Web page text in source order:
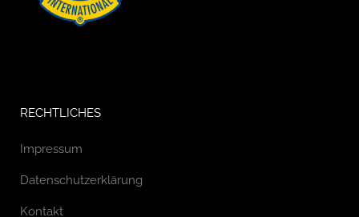
RECHTLICHES
Impressum
Datenschutzerklärung
Kontakt